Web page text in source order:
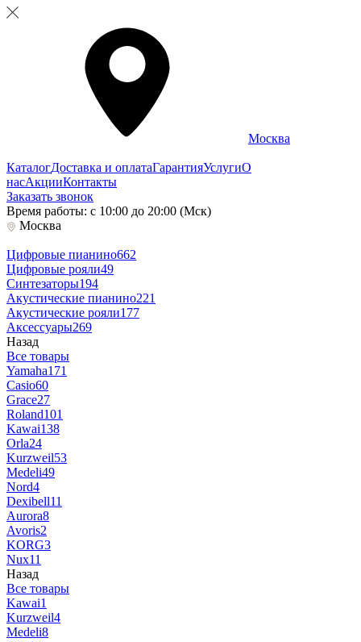
Москва
КаталогДоставка и оплатаГарантияУслугиО
насАкцииКонтакты
Заказать звонок
Время работы: с 10:00 до 20:00 (Мск)
Москва
Цифровые пианино662
Цифровые рояли49
Синтезаторы194
Акустические пианино221
Акустические рояли177
Аксессуары269
Назад
Все товары
Yamaha171
Casio60
Grace27
Roland101
Kawai138
Orla24
Kurzweil53
Medeli49
Nord4
Dexibell11
Aurora8
Avoris2
KORG3
Nux11
Назад
Все товары
Kawai1
Kurzweil4
Medeli8